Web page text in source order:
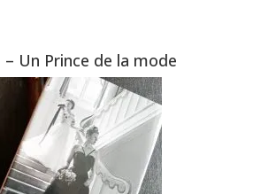
Un Prince de la mode